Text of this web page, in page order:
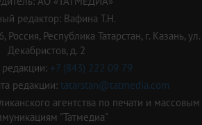
редактор: Вафина Т.Н.
Республика Татарстан, г. Казань, ул.
Декабристов, д. 2
+7 (843) 222 09 79
редакции: tatarstan@tatmedia.com
агентства по печати и массовым
"Татмедиа"